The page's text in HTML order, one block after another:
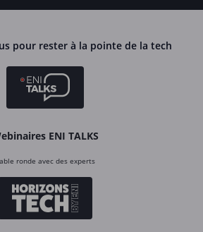
pour rester à la pointe de la tech
ENI TALKS
ronde avec des experts